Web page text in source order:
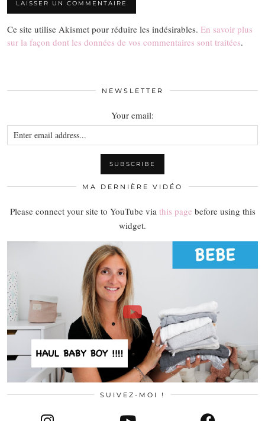
Ce site utilise Akismet pour réduire les indésirables. En savoir plus
sur la façon dont les données de vos commentaires sont traitées.
NEWSLETTER
Your email:
MA DERNIÈRE VIDÉO
Please connect your site to YouTube via this page before using this
widget.
SUIVEZ-MOI !